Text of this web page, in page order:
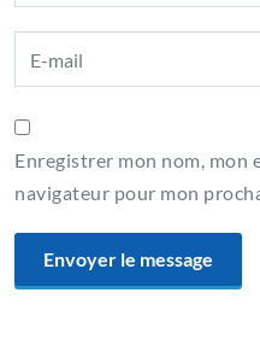
Enregistrer mon nom, mon
navigateur pour mon